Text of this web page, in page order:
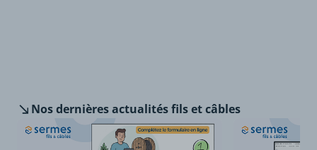
Nos dernièresactualités fils et câbles